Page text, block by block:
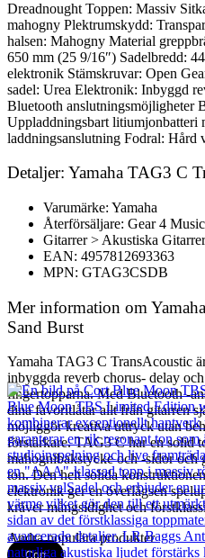
Dreadnought Toppen: Massiv
mahogny Plektrumskydd:
halsen: Mahogny Material
650 mm (25 9/16″) Sadelbredd:
elektronik Stämskruvar: Open
sadel: Urea Elektronik: Inbyggd
Bluetooth anslutningsmöjligheter
Uppladdningsbart litiumjonbatteri
laddningsanslutning Fodral: Hård
Detaljer: Yamaha TAG3 C
Varumärke: Yamaha
Återförsäljare: Gear 4
Gitarrer > Akustiska Gitarrer
EAN: 4957812693363
MPN: GTAG3CSDB
Mer information om
Sand Burst
Yamaha TAG3 C TransAcoustic
inbyggda reverb chorus- delay
fingertopparna. Med Bluetooth -
dina favoritlåtar allt från gitarren
möjliggör kreativa uttryck utan
förstärkare. TAG3 C har en solid
mahognibakstycke och -sidor och
ton. Den helt solida
elektronik ger en överlägsen
kräver mångsidighet och
Andra populära produkter